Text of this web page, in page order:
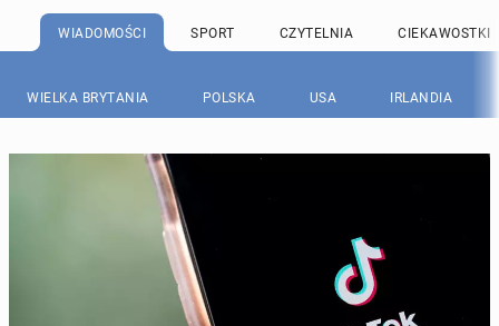
WIADOMOŚCI SPORT CZYTELNIA CIEKAWOSTKI
WIELKA BRYTANIA POLSKA USA IRLANDIA